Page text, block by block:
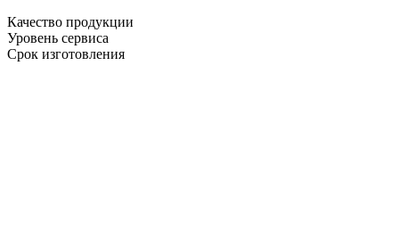
Качество продукции
Уровень сервиса
Срок изготовления